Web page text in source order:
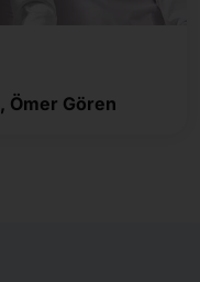
Ömer Gören